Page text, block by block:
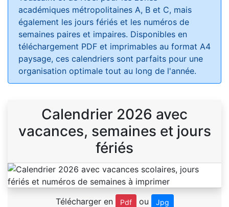
académiques métropolitaines A, B et C, mais
également les jours fériés et les numéros de
semaines paires et impaires. Disponibles en
téléchargement PDF et imprimables au format A4
paysage, ces calendriers sont parfaits pour une
organisation optimale tout au long de l'année.
Calendrier 2026 avec
vacances, semaines et jours
fériés
Télécharger en Pdf ou Jpg